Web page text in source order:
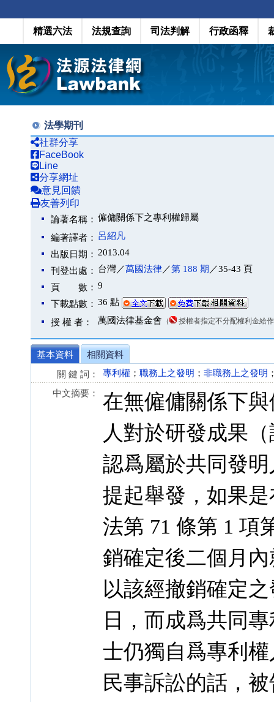
精選六法 法規查詢 司法判解 行政函釋
法學期刊
社群分享
FaceBook
Line
分享網址
意見回饋
友善列印
論著名稱： 僱傭關係下之專利權歸屬
編著譯者： 呂紹凡
出版日期： 2013.04
刊登出處： 台灣／萬國法律／第 188 期 ／35-43 頁
頁 數： 9
下載點數： 36 點
授 權 者： 萬國法律基金會 （ 授權者指定不分配權利金給
基本資料
相關資料
關 鍵 詞：
專利權 ； 職務上之發明 ； 非職務上之發明
中文摘要：
在無僱傭關係下
人對於研發成果
認爲屬於共同發
提起舉發，如果
法第 71 條第 1 項
銷確定後二個月
以該經撤銷確定
日，而成爲共同
士仍獨自爲專利
民事訴訟的話，